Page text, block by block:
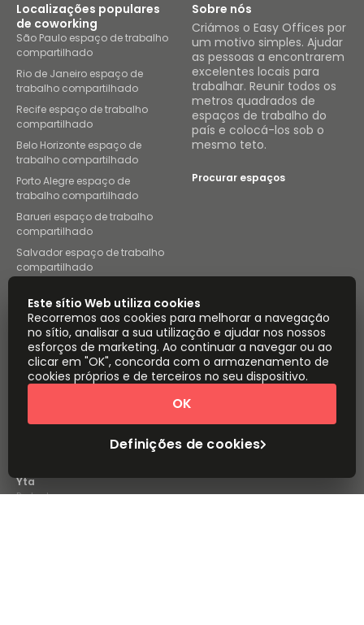
Localizações populares
de coworking
São Paulo espaço de trabalho
compartilhado
Rio de Janeiro espaço de
trabalho compartilhado
Recife espaço de trabalho
compartilhado
Belo Horizonte espaço de
trabalho compartilhado
Porto Alegre espaço de
trabalho compartilhado
Barueri espaço de trabalho
compartilhado
Salvador espaço de trabalho
compartilhado
compartilhado
Brasília espaço de trabalho
compartilhado
Sobre nós
Criámos o Easy Offices por
um motivo simples. Ajudar
as pessoas a encontrarem
excelentes locais para
trabalhar. Reunir todos os
metros quadrados de
espaços de trabalho do
país e colocá-los sob o
mesmo teto.
Procurar espaços
Instant Offices Coworker
The Instant Group
Coworkintel
Incendium
Yta
Parte do
Este sítio Web utiliza cookies
Recorremos aos cookies para melhorar a navegação
no sítio, analisar a sua utilização e ajudar nos nossos
esforços de marketing. Ao continuar a navegar ou ao
clicar em "OK", concorda com o armazenamento de
cookies próprios e de terceiros no seu dispositivo.
Definições de cookies
OK